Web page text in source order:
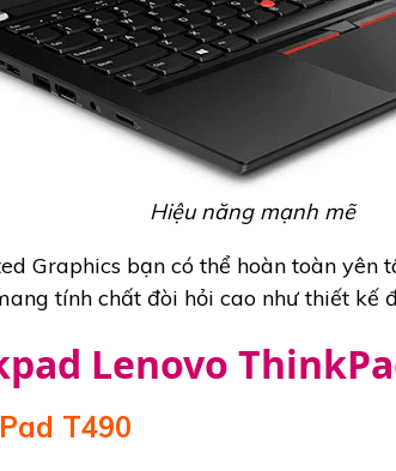
Hiệu năng mạnh mẽ
Graphics bạn có thể hoàn toàn
tính chất đòi hỏi cao như thiết kế
Lenovo
T490